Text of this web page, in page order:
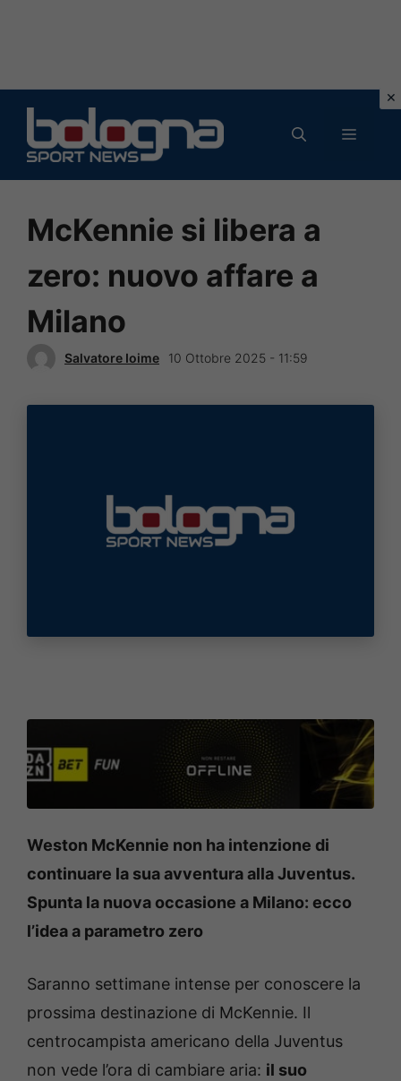
contenuto
MENU
McKennie si libera a
zero: nuovo affare a
Milano
Salvatore Ioime 10 Ottobre 2025 - 11:59
Weston McKennie non ha intenzione di
continuare la sua avventura alla Juventus.
Spunta la nuova occasione a Milano: ecco
l’idea a parametro zero
Saranno settimane intense per conoscere la
prossima destinazione di McKennie. Il
centrocampista americano della Juventus
non vede l’ora di cambiare aria: il suo